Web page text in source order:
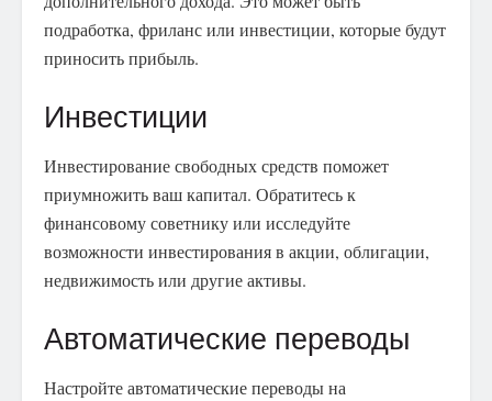
подработка, фриланс или инвестиции, которые будут
приносить прибыль.
Инвестиции
Инвестирование свободных средств поможет
приумножить ваш капитал. Обратитесь к
финансовому советнику или исследуйте
возможности инвестирования в акции, облигации,
недвижимость или другие активы.
Автоматические переводы
Настройте автоматические переводы на